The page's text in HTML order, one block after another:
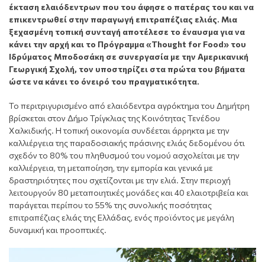
έκταση ελαιόδεντρων που του άφησε ο πατέρας του και να
επικεντρωθεί στην παραγωγή επιτραπέζιας ελιάς. Μια
ξεχασμένη τοπική συνταγή αποτέλεσε το έναυσμα για να
κάνει την αρχή και το Πρόγραμμα «Thought for Food» του
Ιδρύματος Μποδοσάκη σε συνεργασία με την Αμερικανική
Γεωργική Σχολή, τον υποστηρίζει στα πρώτα του βήματα
ώστε να κάνει το όνειρό του πραγματικότητα.
Το περιτριγυρισμένο από ελαιόδεντρα αγρόκτημα του Δημήτρη
βρίσκεται στον Δήμο Τρίγκλιας της Κοινότητας Τενέδου
Χαλκιδικής. Η τοπική οικονομία συνδέεται άρρηκτα με την
καλλιέργεια της παραδοσιακής πράσινης ελιάς δεδομένου ότι
σχεδόν το 80% του πληθυσμού του νομού ασχολείται με την
καλλιέργεια, τη μεταποίηση, την εμπορία και γενικά με
δραστηριότητες που σχετίζονται με την ελιά. Στην περιοχή
λειτουργούν 80 μεταποιητικές μονάδες και 40 ελαιοτριβεία και
παράγεται περίπου το 55% της συνολικής ποσότητας
επιτραπέζιας ελιάς της Ελλάδας, ενός προϊόντος με μεγάλη
δυναμική και προοπτικές.